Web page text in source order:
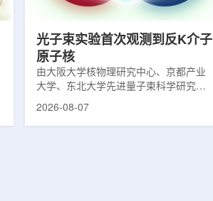
光子束实验首次观测到反K介子
原子核
由大阪大学核物理研究中心、京都产业
大学、东北大学先进量子束科学研究中
心、高丽大学、岐阜大学、中国近代物
2026-08-07